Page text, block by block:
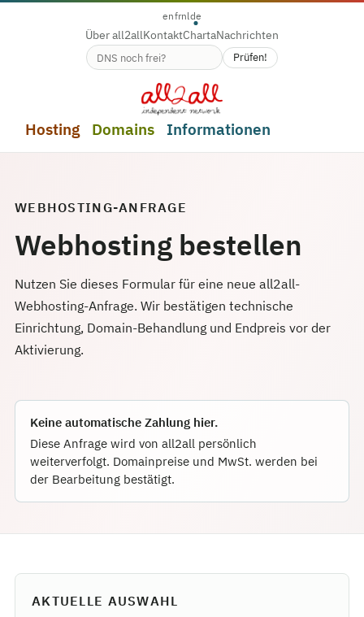
enfrnlde
Über all2allKontaktChartaNachrichten
Verfügbarkeit des Domainnamens
Prüfen!
Hosting Domains Informationen
WEBHOSTING-ANFRAGE
Webhosting bestellen
Nutzen Sie dieses Formular für eine neue all2all-
Webhosting-Anfrage. Wir bestätigen technische
Einrichtung, Domain-Behandlung und Endpreis vor der
Aktivierung.
Keine automatische Zahlung hier.
Diese Anfrage wird von all2all persönlich
weiterverfolgt. Domainpreise und MwSt. werden bei
der Bearbeitung bestätigt.
AKTUELLE AUSWAHL